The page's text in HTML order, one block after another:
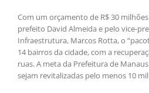
Com um orçamento de R$ 30
prefeito David Almeida e pelo vice-
Infraestrutura, Marcos Rotta, o
14 bairros da cidade, com a
ruas. A meta da Prefeitura de
sejam revitalizadas pelo menos 10